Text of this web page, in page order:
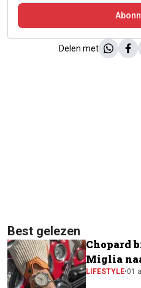
Delen met
Best gelezen
Chopard
Miglia
horloge
LIFESTYLE•01